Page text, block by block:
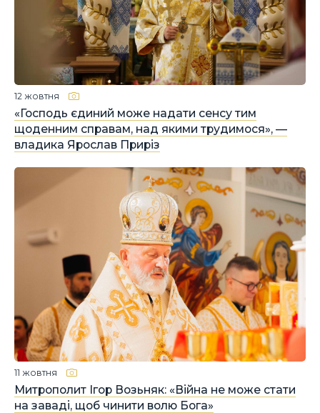
«Господь єдиний може надати сенсу тим
щоденним справам, над якими трудимося», —
владика Ярослав Приріз
12 жовтня
Митрополит Ігор Возьняк: «Війна не може стати
на заваді, щоб чинити волю Бога»
11 жовтня